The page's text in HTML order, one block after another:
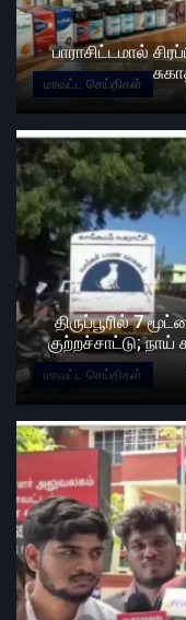
மாவட்ட செய்திகள்
பாராசிட்டமால்
மாவட்ட செய்திகள்
திருப்பூரில் 7
குற்றச்சாட்டு;